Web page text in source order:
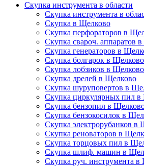
Скупка инструмента в области
Скупка инструмента в
Скупка в Щелково
Скупка перфораторов в
Скупка свароч. аппаратов
Скупка генераторов в
Скупка болгарок в Щелково
Скупка лобзиков в Щелково
Скупка дрелей в Щелково
Скупка шуруповертов в
Скупка циркулярных пил
Скупка бензопил в
Скупка бензокосилок в
Скупка электрорубанков в
Скупка реноваторов в
Скупка торцовых пил в
Скупка шлиф. машин в
Скупка руч. инструмента в